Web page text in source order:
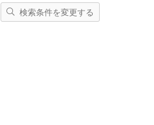
検索条件を変更する